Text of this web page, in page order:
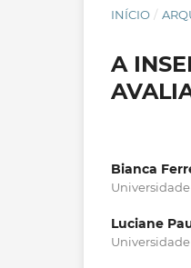
INÍCIO /
A
Bianca
Luciane